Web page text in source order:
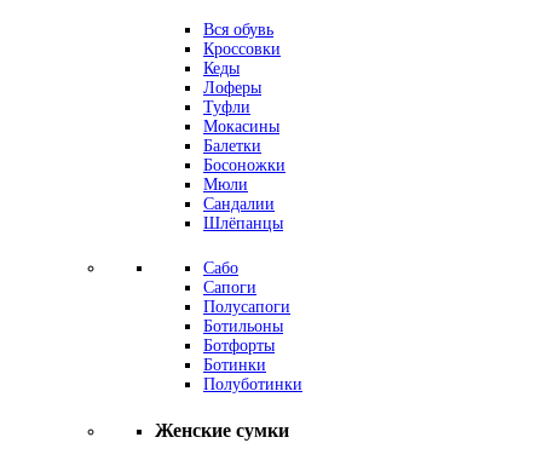
Вся обувь
Кроссовки
Кеды
Лоферы
Туфли
Мокасины
Балетки
Босоножки
Мюли
Сандалии
Шлёпанцы
Сабо
Сапоги
Полусапоги
Ботильоны
Ботфорты
Ботинки
Полуботинки
Женские сумки